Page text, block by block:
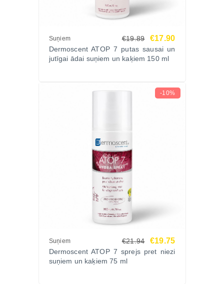
pielāgojiet lietošanu dzīvnieka ādas stāvoklim.
Dermoscent – Francijas uzņēmums ar vairāk nekā
20 gadu pieredzi veterinārajā dermokosmētikā, kas
“Ērti lietot un redzams rezultāts ilgtermiņā.”
Vai šie pilieni ir piemēroti kaķiem?
Jā, produkts ir paredzēts gan suņiem, gan kaķiem
Parasti reizi nedēļā vai pēc veterinārārsta ieteikuma.
Vai palīdz pret dermatītu?
Cik ātri redzams efekts?
Suņiem €19.89 €17.90
Dermoscent ATOP 7 putas sausai un
jutīgai ādai suņiem un kaķiem 150 ml
-10%
Suņiem €21.94 €19.75
Dermoscent ATOP 7 sprejs pret niezi
suņiem un kaķiem 75 ml